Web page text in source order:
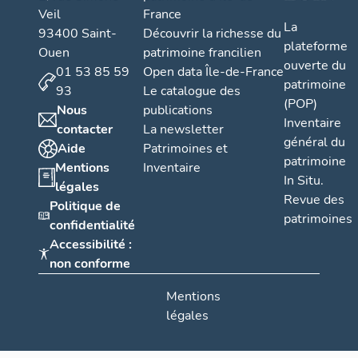
Veil
93400 Saint-
Ouen
01 53 85 59
93
Nous
contacter
Aide
Mentions
légales
Politique de
confidentialité
Accessibilité :
non conforme
France
Découvrir la richesse du
patrimoine francilien
Open data Île-de-France
Le catalogue des
publications
La newsletter
Patrimoines et
Inventaire
La
plateforme
ouverte du
patrimoine
(POP)
Inventaire
général du
patrimoine
In Situ.
Revue des
patrimoines
Mentions
légales